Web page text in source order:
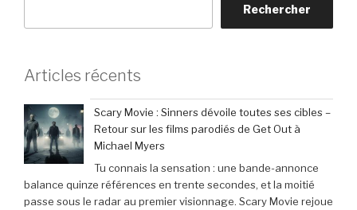
Rechercher
Articles récents
Scary Movie : Sinners dévoile toutes ses cibles –
Retour sur les films parodiés de Get Out à
Michael Myers
Tu connais la sensation : une bande-annonce
balance quinze références en trente secondes, et la moitié
passe sous le radar au premier visionnage. Scary Movie rejoue